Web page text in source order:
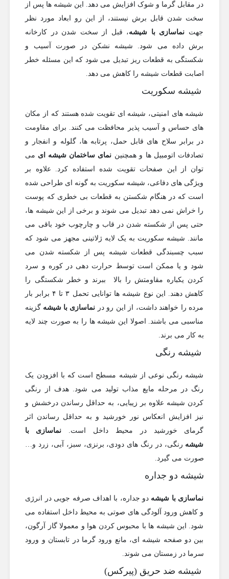
در مقابل گرما و شوک افزایش می دهد. این شیشه ها پس از
سخت شدن قابل برش نیستند، از این رو ابعاد مورد نظر
جهتنماسازی با شیشه، قبل از سخت شدن در کارخانه
برش داده می شود. شیشه نشکن در صورت آسیب و
شکستگی به قطعات ریز تبدیل می شود که این مسئله خطر
اصابت قطعات شیشه را کاهش می دهد.
شیشه سکوریت
شیشه های امنیتی، شیشه ای تقویت شده هستند که از مکان
های حساس و آسیب پذیر محافظت می کنند. برای مقاومت
در برابر سلاح های قابل حمل، پرتابه ها، گلوله و انفجار و
تصادفات اتومبیل ها و همچنیننمای ساختمان شیشه ای می
توان از این صفحات تقویت شده استفاده کرد. علاوه بر
ویژگی های دفاعی، شیشه سکوریت به گونه ای طراحی شده
است که در هنگام شکستن به قطعات بی خطری که پوست
را خراش نمی دهد تبدیل می شوند و برخی از این شیشه ها،
حتی پس از شکسته شدن در قاب و چارچوب خود باقی می
مانند. شیشه سکوریت به یک لایه ژلاتینی مجهز می شود که
سبب چسبندگی قطعات شیشه پس از شکسته شدن می
شود و یا ممکن است توسط حرارت دهی در کوره و سرد
کردن یکباره مقاومتش را بالا ببرند و خطر شکستگی را
کاهش دهند. این نوع شیشه ها توانایی تحمل ۳ تا ۴ برابر بار
مرده را خواهند داشت، از این رو درنماسازی با شیشهگزینه
مناسبی می باشند. اصولا این شیشه ها را به صورت چند لایه
به کار می برند.
شیشه رنگی
شیشه رنگی نوعی از شیشه مسطح است که با افزودن یک
رنگ در مرحله مایع مذاب تولید می شود. هدف از رنگی
کردن شیشه علاوه بر زیبایی، به حداقل رساندن درخشش و
نیز افزایش انعکاس نور خورشید و به حداقل رساندن اثر
گرمای خورشید در محیط داخل است.
نماسازی با
شیشهرنگی، در رنگ های دودی، برنزی، سبز، آبی، زرد و…
صورت می گیرد.
شیشه دو جداره
نماسازی با شیشهدو جداره، با اهداف صرفه جویی در انرژی
و کاهش ورود آلودگی های صوتی به محیط داخل استفاده می
شود. این شیشه ها با محبوس کردن هوا و معمولا گاز آرگون،
بین دو صفحه شیشه ای، مانع ورود گرما در تابستان و ورود
سرما در زمستان می شوند.
شیشه ضد حریق (پیرکس)